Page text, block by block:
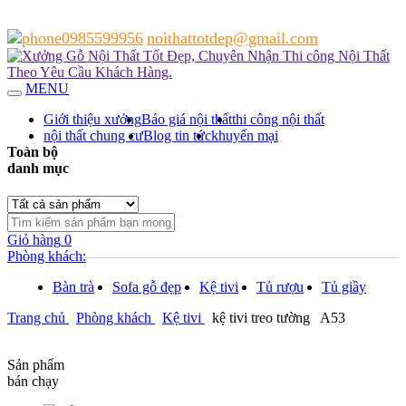
0985599956 noithattotdep@gmail.com
MENU
Giới thiệu xưởngBáo giá nội thấtthi công nội thất
nội thất chung cưBlog tin tứckhuyến mại
Toàn bộ
danh mục
Giỏ hàng 0
Phòng khách:
Bàn trà
Sofa gỗ đẹp Kệ tivi Tủ rượu
Tủ giầy
Trang chủ
Phòng khách Kệ tivi kệ tivi treo tường A53
Sản phẩm
bán chạy